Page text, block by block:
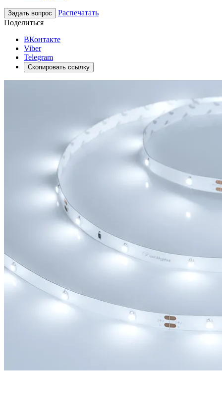
Задать вопрос
Распечатать
Поделиться
ВКонтакте
Viber
Telegram
Скопировать ссылку